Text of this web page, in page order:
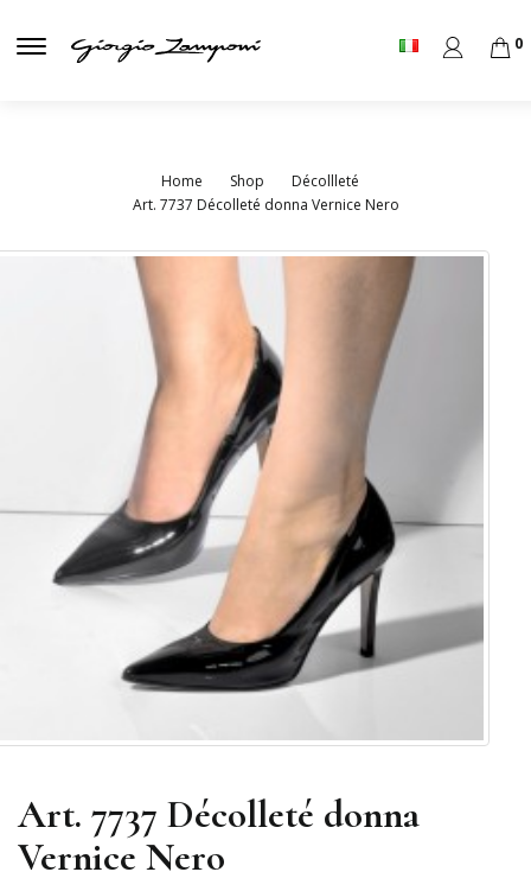
0
Home Shop
Décollleté
Art. 7737 Décolleté donna Vernice Nero
Art. 7737 Décolleté donna
Vernice Nero